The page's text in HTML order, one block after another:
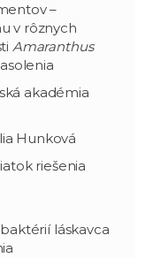
–
v rôznych
Amaranthus
akadémia
Hunková
riešenia
láskavca